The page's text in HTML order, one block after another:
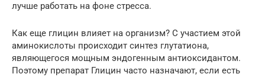
лучше работать на фоне стресса.
Как еще глицин влияет на организм? С участием этой
аминокислоты происходит синтез глутатиона,
являющегося мощным эндогенным антиоксидантом.
Поэтому препарат Глицин часто назначают, если есть